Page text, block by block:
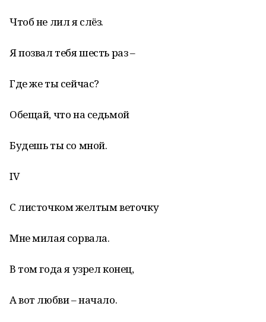
Чтоб не лил я слёз.
Я позвал тебя шесть раз –
Где же ты сейчас?
Обещай, что на седьмой
Будешь ты со мной.
IV
С листочком желтым веточку
Мне милая сорвала.
В том года я узрел конец,
А вот любви – начало.